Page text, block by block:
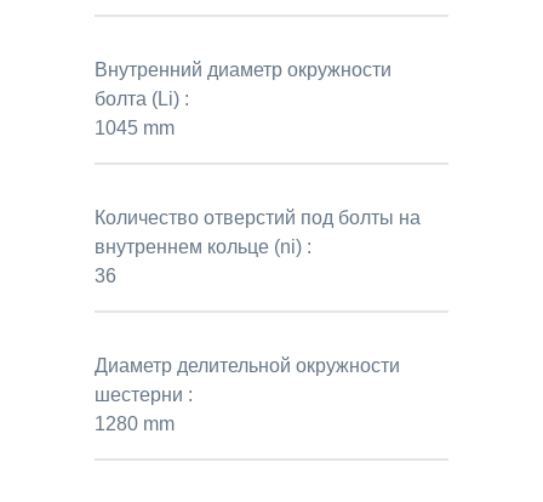
Внутренний диаметр окружности
болта (Li) :
1045 mm
Количество отверстий под болты на
внутреннем кольце (ni) :
36
Диаметр делительной окружности
шестерни :
1280 mm